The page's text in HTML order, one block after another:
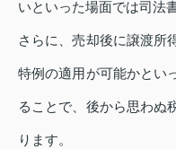
いといった場面では司法
さらに、売却後に譲渡所
特例の適用が可能かとい
ることで、後から思わぬ
ります。